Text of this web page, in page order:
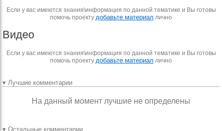
Если у вас имеются знания\информация по данной тематике и Вы готовы
помочь проекту добавьте материал лично
Видео
Если у вас имеются знания\информация по данной тематике и Вы готовы
помочь проекту добавьте материал лично
▾ Лучшие комментарии
На данный момент лучшие не определены
▾ Остальные комментарии